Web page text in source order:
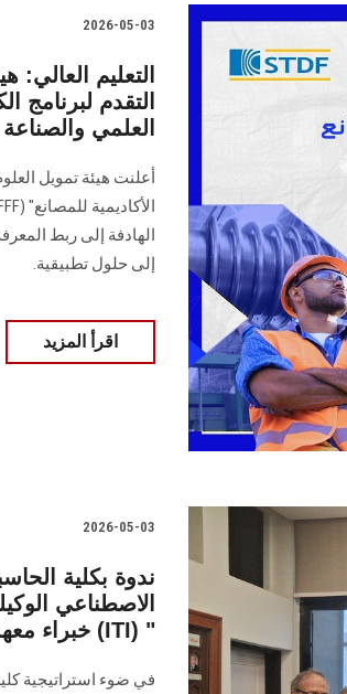
2026-05-03
التعليم العالي:
التقدم لبرنامج
العلمي والصناعة
أعلنت هيئة تمويل
الهادفة إلى ربط
إلى حلول تطبيقية.
اقرأ المزيد
2026-05-03
ندوة بكلية
الاصطناعي
خبراء معهد تكنولوجيا المعلومات (ITI) "
في ضوء استراتيجية